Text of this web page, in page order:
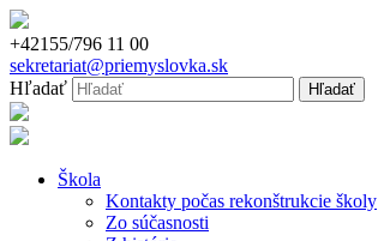
+42155/796 11 00
sekretariat@priemyslovka.sk
Hľadať
Škola
Kontakty počas rekonštrukcie školy
Zo súčasnosti